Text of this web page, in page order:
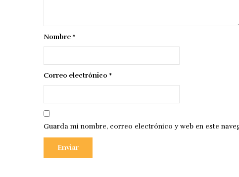
Nombre *
Correo electrónico *
Guarda mi nombre, correo electrónico y web en este